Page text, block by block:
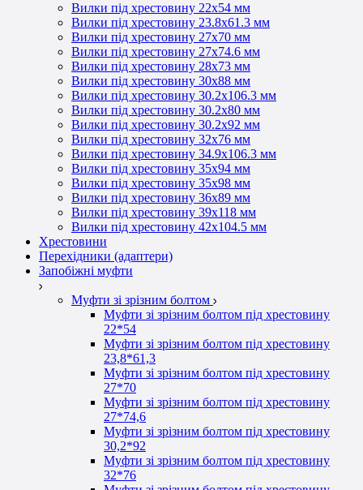
Вилки під хрестовину 22х54 мм
Вилки під хрестовину 23.8х61.3 мм
Вилки під хрестовину 27х70 мм
Вилки під хрестовину 27х74.6 мм
Вилки під хрестовину 28х73 мм
Вилки під хрестовину 30х88 мм
Вилки під хрестовину 30.2х106.3 мм
Вилки під хрестовину 30.2х80 мм
Вилки під хрестовину 30.2х92 мм
Вилки під хрестовину 32х76 мм
Вилки під хрестовину 34.9х106.3 мм
Вилки під хрестовину 35х94 мм
Вилки під хрестовину 35х98 мм
Вилки під хрестовину 36х89 мм
Вилки під хрестовину 39х118 мм
Вилки під хрестовину 42х104.5 мм
Хрестовини
Перехідники (адаптери)
Запобіжні муфти
Муфти зі зрізним болтом
Муфти зі зрізним болтом під хрестовину
22*54
Муфти зі зрізним болтом під хрестовину
23,8*61,3
Муфти зі зрізним болтом під хрестовину
27*70
Муфти зі зрізним болтом під хрестовину
27*74,6
Муфти зі зрізним болтом під хрестовину
30,2*92
Муфти зі зрізним болтом під хрестовину
32*76